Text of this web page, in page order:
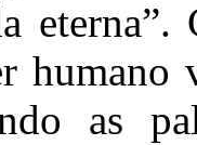
as